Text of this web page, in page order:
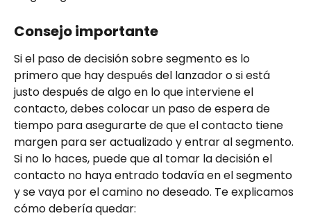
Consejo importante
Si el paso de decisión sobre segmento es lo
primero que hay después del lanzador o si está
justo después de algo en lo que interviene el
contacto, debes colocar un paso de espera de
tiempo para asegurarte de que el contacto tiene
margen para ser actualizado y entrar al segmento.
Si no lo haces, puede que al tomar la decisión el
contacto no haya entrado todavía en el segmento
y se vaya por el camino no deseado. Te explicamos
cómo debería quedar: